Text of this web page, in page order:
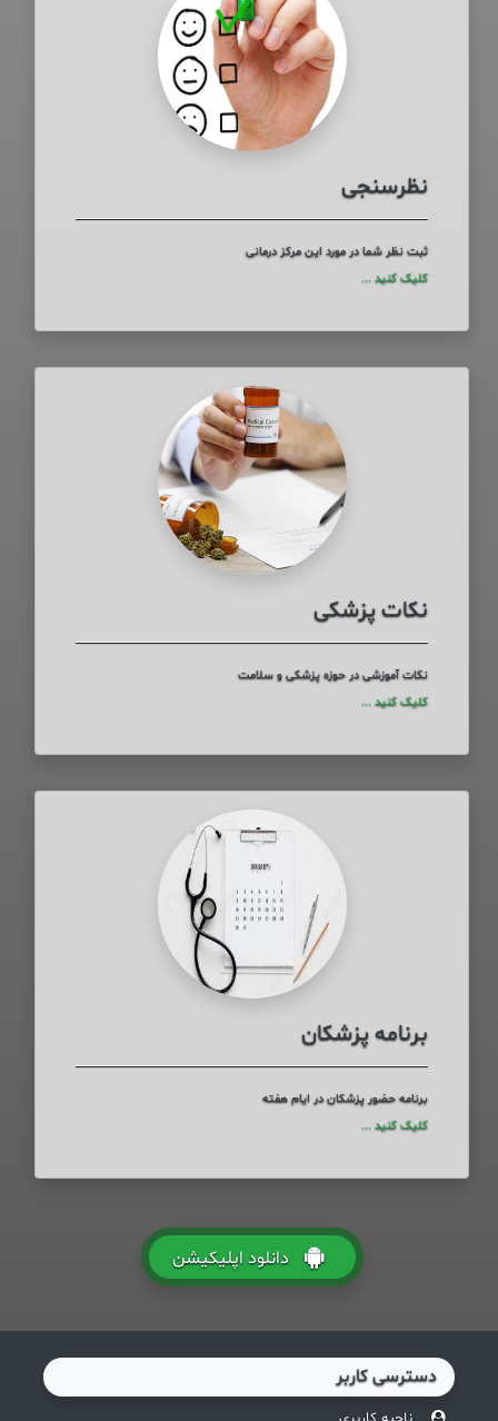
نظرسنجی
ثبت نظر شما در مورد این مرکز درمانی
کلیک کنید ...
نکات پزشکی
نکات آموزشی در حوزه پزشکی و سلامت
کلیک کنید ...
برنامه پزشکان
برنامه حضور پزشکان در ایام هفته
کلیک کنید ...
دانلود اپلیکیشن
دسترسی کاربر